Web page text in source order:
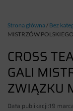
Strona główna/ Bez
MISTRZÓW
CROSS
GALI
ZWIĄZKU
Data publikacji:19